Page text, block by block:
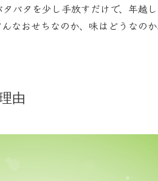
バタを少し手放すだけで、年越
なおせちなのか、味はどうなのか
由